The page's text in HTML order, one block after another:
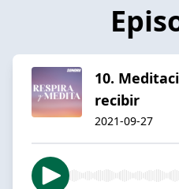
10.
recibir
2021-09-27